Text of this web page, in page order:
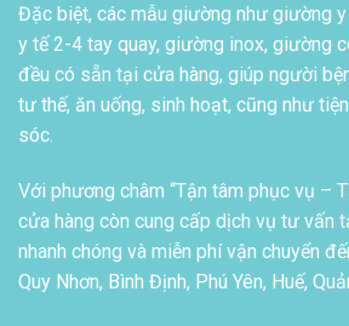
Đặc biệt, các mẫu giường như giường
y tế 2-4 tay quay, giường inox, giường
đều có sẵn tại cửa hàng, giúp người
tư thế, ăn uống, sinh hoạt, cũng như
sóc.
Với phương châm “Tận tâm phục vụ –
cửa hàng còn cung cấp dịch vụ tư vấn
nhanh chóng và miễn phí vận chuyển
Quy Nhơn, Bình Định, Phú Yên, Huế,